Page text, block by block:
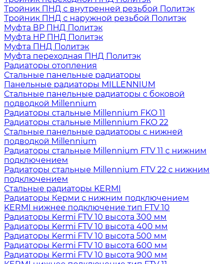
Тройник ПНД с внутренней резьбой Политэк
Тройник ПНД с наружной резьбой Политэк
Муфта ВР ПНД Политэк
Муфта НР ПНД Политэк
Муфта ПНД Политэк
Муфта переходная ПНД Политэк
Радиаторы отопления
Стальные панельные радиаторы
Панельные радиаторы MILLENNIUM
Стальные панельные радиаторы с боковой
подводкой Millennium
Радиаторы стальные Millennium FKO 11
Радиаторы стальные Millennium FKO 22
Стальные панельные радиаторы с нижней
подводкой Millennium
Радиаторы стальные Millennium FTV 11 с нижним
подключением
Радиаторы стальные Millennium FTV 22 с нижним
подключением
Стальные радиаторы KERMI
Радиаторы Керми с нижним подключением
KERMI нижнее подключение тип FTV 10
Радиаторы Kermi FTV 10 высота 300 мм
Радиаторы Kermi FTV 10 высота 400 мм
Радиаторы Kermi FTV 10 высота 500 мм
Радиаторы Kermi FTV 10 высота 600 мм
Радиаторы Kermi FTV 10 высота 900 мм